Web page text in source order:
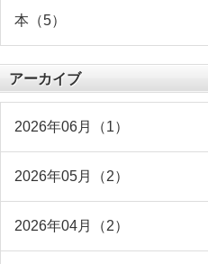
本（5）
アーカイブ
2026年06月（1）
2026年05月（2）
2026年04月（2）